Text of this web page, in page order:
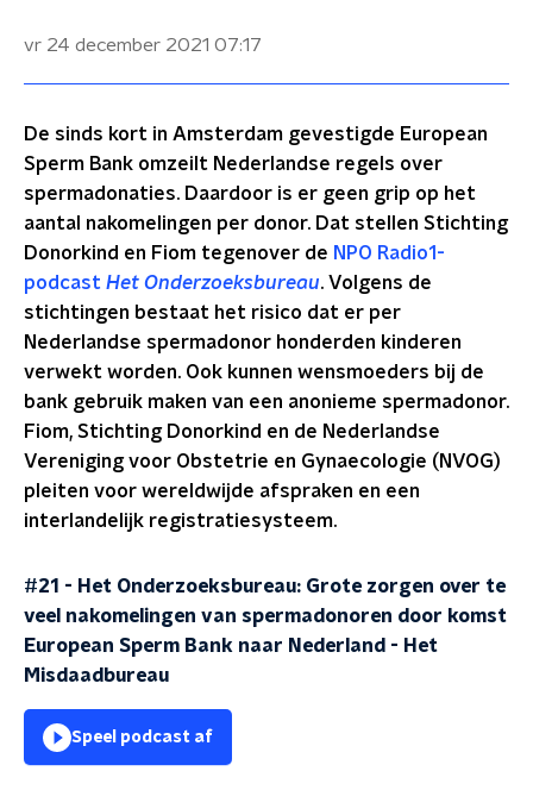
vr 24 december 2021 07:17
De sinds kort in Amsterdam gevestigde European
Sperm Bank omzeilt Nederlandse regels over
spermadonaties. Daardoor is er geen grip op het
aantal nakomelingen per donor. Dat stellen Stichting
Donorkind en Fiom tegenover de NPO Radio1-
podcast Het Onderzoeksbureau. Volgens de
stichtingen bestaat het risico dat er per
Nederlandse spermadonor honderden kinderen
verwekt worden. Ook kunnen wensmoeders bij de
bank gebruik maken van een anonieme spermadonor.
Fiom, Stichting Donorkind en de Nederlandse
Vereniging voor Obstetrie en Gynaecologie (NVOG)
pleiten voor wereldwijde afspraken en een
interlandelijk registratiesysteem.
#21 - Het Onderzoeksbureau: Grote zorgen over te
veel nakomelingen van spermadonoren door komst
European Sperm Bank naar Nederland - Het
Misdaadbureau
Speel podcast af